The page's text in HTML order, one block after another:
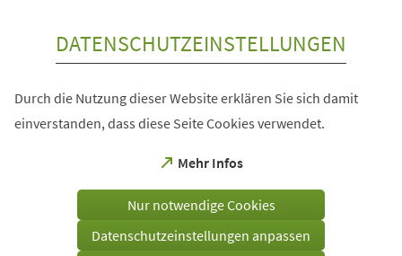
DATENSCHUTZEINSTELLUNGEN
Durch die Nutzung dieser Website erklären Sie sich damit
einverstanden, dass diese Seite Cookies verwendet.
Mehr Infos
(Öffnet
einem
Tab)
Nur notwendige Cookies
Datenschutzeinstellungen anpassen